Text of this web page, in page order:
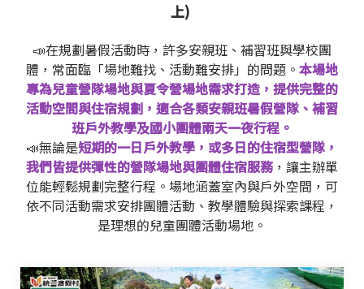
上)
📣在規劃暑假活動時，許多安親班、補習班與學校團
體，常面臨「場地難找、活動難安排」的問題。 本場地
專為兒童營隊場地與夏令營場地需求打造，提供完整的
活動空間與住宿規劃，適合各類安親班暑假營隊、補習
班戶外教學及國小團體兩天一夜行程。
📣無論是短期的一日戶外教學，或多日的住宿型營隊，
我們皆提供彈性的營隊場地與團體住宿服務，讓主辦單
位能輕鬆規劃完整行程。場地涵蓋室內與戶外空間，可
依不同活動需求安排團體活動、教學體驗與探索課程，
是理想的兒童團體活動場地。